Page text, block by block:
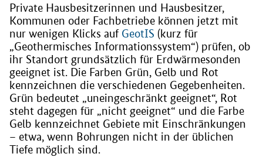
Private Hausbesitzerinnen und Hausbesitzer,
Kommunen oder Fachbetriebe können jetzt mit
nur wenigen Klicks auf GeotIS (kurz für
„Geothermisches Informationssystem“) prüfen, ob
ihr Standort grundsätzlich für Erdwärmesonden
geeignet ist. Die Farben Grün, Gelb und Rot
kennzeichnen die verschiedenen Gegebenheiten.
Grün bedeutet „uneingeschränkt geeignet“, Rot
steht dagegen für „nicht geeignet“ und die Farbe
Gelb kennzeichnet Gebiete mit Einschränkungen
– etwa, wenn Bohrungen nicht in der üblichen
Tiefe möglich sind.